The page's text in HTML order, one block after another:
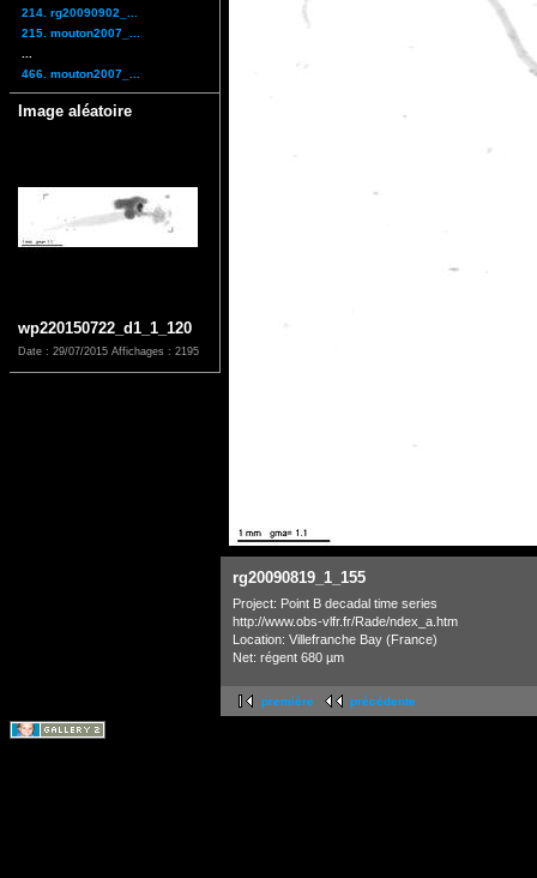
214. rg20090902_...
215. mouton2007_...
466. mouton2007_...
Image aléatoire
wp220150722_d1_1_120
Date : 29/07/2015 Affichages : 2195
rg20090819_1_155
Project: Point B decadal time series
http://www.obs-vlfr.fr/Rade/ndex_a.htm
Location: Villefranche Bay (France)
Net: régent 680 µm
première précédente